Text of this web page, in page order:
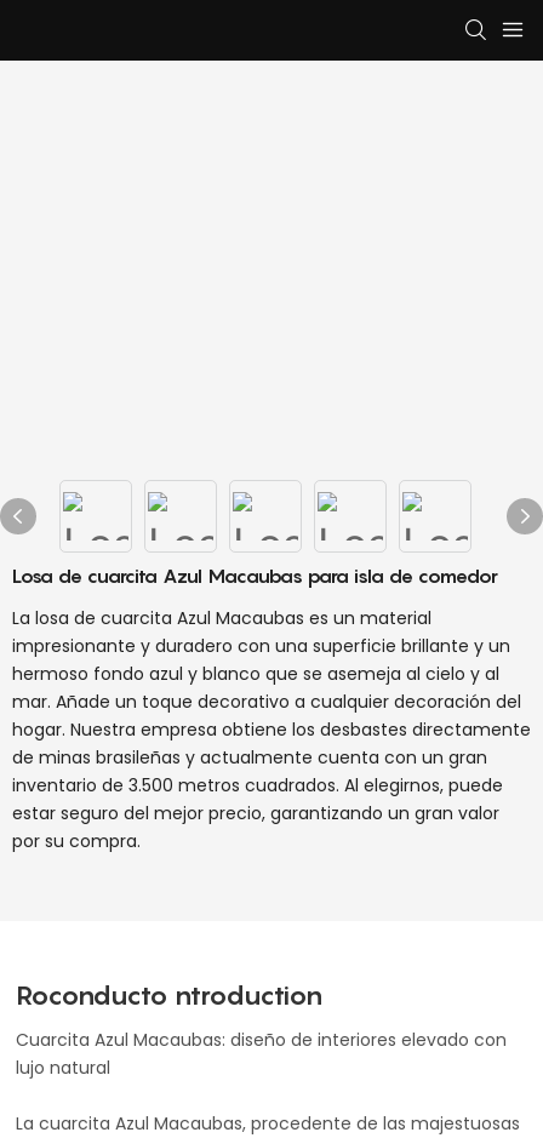
Losa de cuarcita Azul Macaubas para isla de comedor
La losa de cuarcita Azul Macaubas es un material
impresionante y duradero con una superficie brillante y un
hermoso fondo azul y blanco que se asemeja al cielo y al
mar. Añade un toque decorativo a cualquier decoración del
hogar. Nuestra empresa obtiene los desbastes directamente
de minas brasileñas y actualmente cuenta con un gran
inventario de 3.500 metros cuadrados. Al elegirnos, puede
estar seguro del mejor precio, garantizando un gran valor
por su compra.
Roconducto ntroduction
Cuarcita Azul Macaubas: diseño de interiores elevado con
lujo natural
La cuarcita Azul Macaubas, procedente de las majestuosas